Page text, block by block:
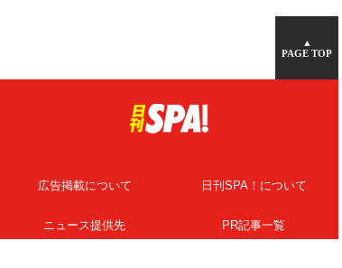
▲
PAGE TOP
広告掲載について 日刊SPA！について
ニュース提供先 PR記事一覧